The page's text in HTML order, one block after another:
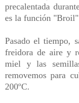
precalentada
es la función
Pasado el tiempo,
freidora de aire y
miel y las
removemos para
200ºC.